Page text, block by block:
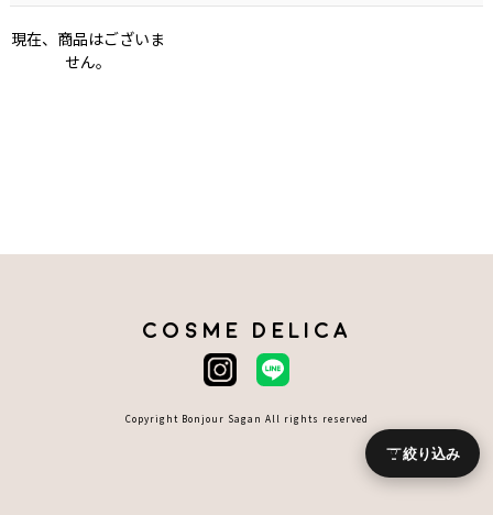
絞り込み
現在、商品はございま
せん。
COSME DELICA
Copyright Bonjour Sagan All rights reserved